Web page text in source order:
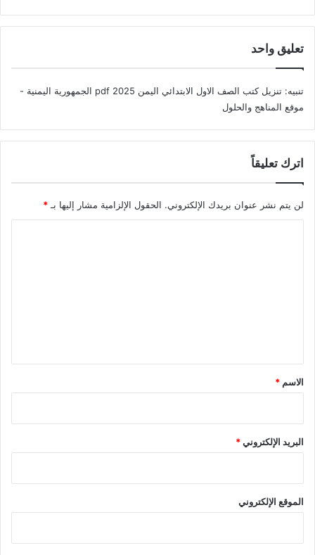
تعليق واحد
تنبيه:
تنزيل كتب الصف الاول الابتدائي اليمن 2025 pdf الجمهورية اليمنية -
موقع المناهج والحلول
اترك تعليقاً
لن يتم نشر عنوان بريدك الإلكتروني. الحقول الإلزامية مشار إليها بـ *
*
الاسم *
البريد الإلكتروني*
الموقع الإلكتروني